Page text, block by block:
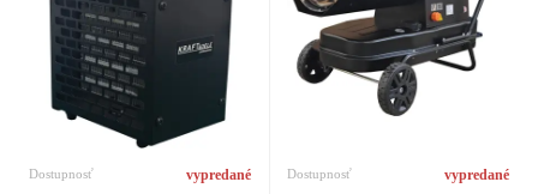
Dostupnosť vypredané Dostupnosť vypredané